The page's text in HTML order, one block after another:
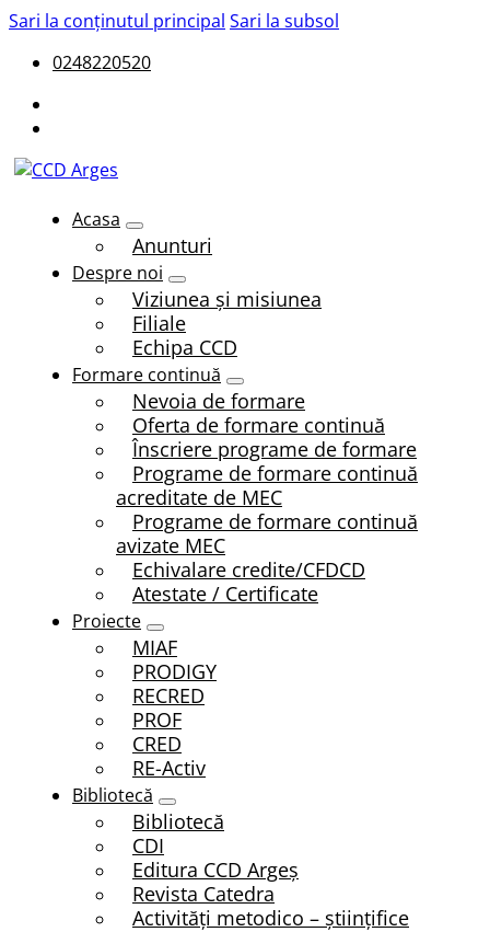
Sari la conținutul principal Sari la subsol
0248220520
Acasa
Anunturi
Despre noi
Viziunea și misiunea
Filiale
Echipa CCD
Formare continuă
Nevoia de formare
Oferta de formare continuă
Înscriere programe de formare
Programe de formare continuă
acreditate de MEC
Programe de formare continuă
avizate MEC
Echivalare credite/CFDCD
Atestate / Certificate
Proiecte
MIAF
PRODIGY
RECRED
PROF
CRED
RE-Activ
Bibliotecă
Bibliotecă
CDI
Editura CCD Argeş
Revista Catedra
Activități metodico – științifice